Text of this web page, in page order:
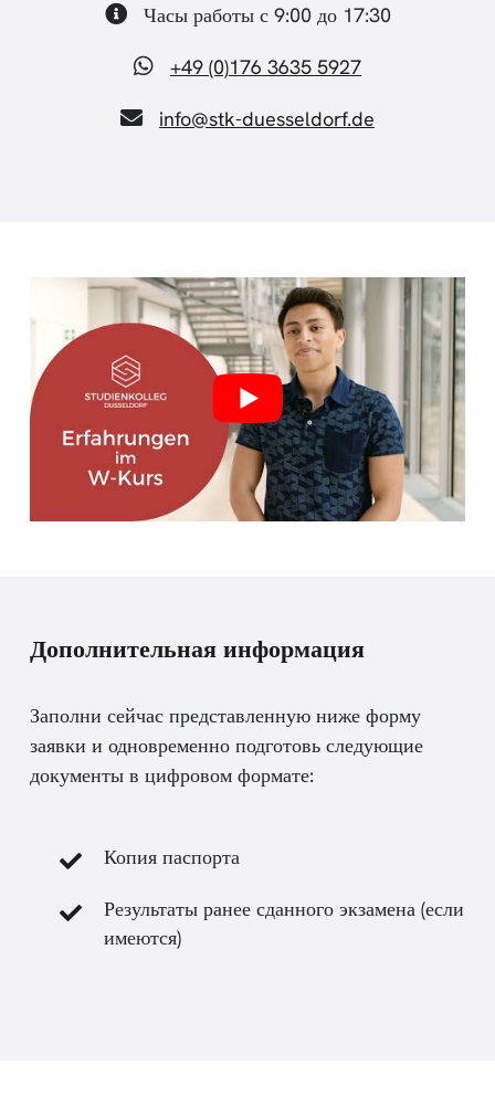
Часы работы с 9:00 до 17:30
+49 (0)176 3635 5927
info@stk-duesseldorf.de
Дополнительная информация
Заполни сейчас представленную ниже форму
заявки и одновременно подготовь следующие
документы в цифровом формате:
Копия паспорта
Результаты ранее сданного экзамена (если
имеются)